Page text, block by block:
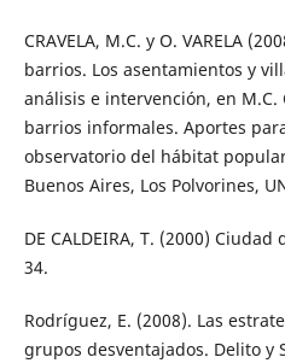
CRAVELA, M.C. y O. VARELA
barrios. Los asentamientos y
análisis e intervención, en M.C.
barrios informales. Aportes
observatorio del hábitat
Buenos Aires, Los Polvorines,
DE CALDEIRA, T. (2000)
34.
Rodríguez, E. (2008). Las
grupos desventajados. Delito y